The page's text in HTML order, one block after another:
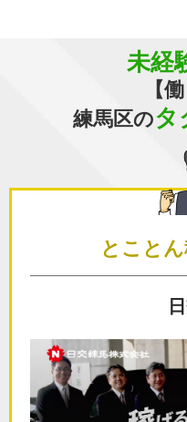
未経
【
練馬区のタ
とことん